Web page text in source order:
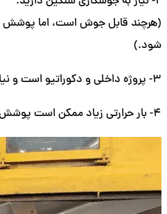
(هرچند قابل جوش است، اما پوشش
شود.)
3- پروژه داخلی و دکوراتیو است و نیاز به رنگ‌آمیزی نهایی دارید.
4- بار حرارتی زیاد ممکن است پوشش روی را تخریب کند.